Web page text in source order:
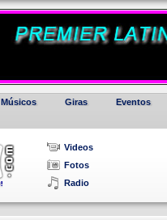
Músicos Giras Eventos
Videos
Fotos
Radio